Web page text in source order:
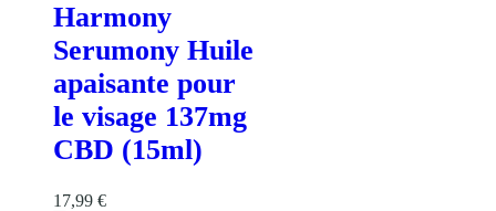
Harmony
Serumony Huile
apaisante pour
le visage 137mg
CBD (15ml)
17,99 €